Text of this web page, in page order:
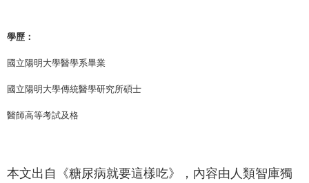
學歷：
國立陽明大學醫學系畢業
國立陽明大學傳統醫學研究所碩士
醫師高等考試及格
本文出自《糖尿病就要這樣吃》，內容由人類智庫獨